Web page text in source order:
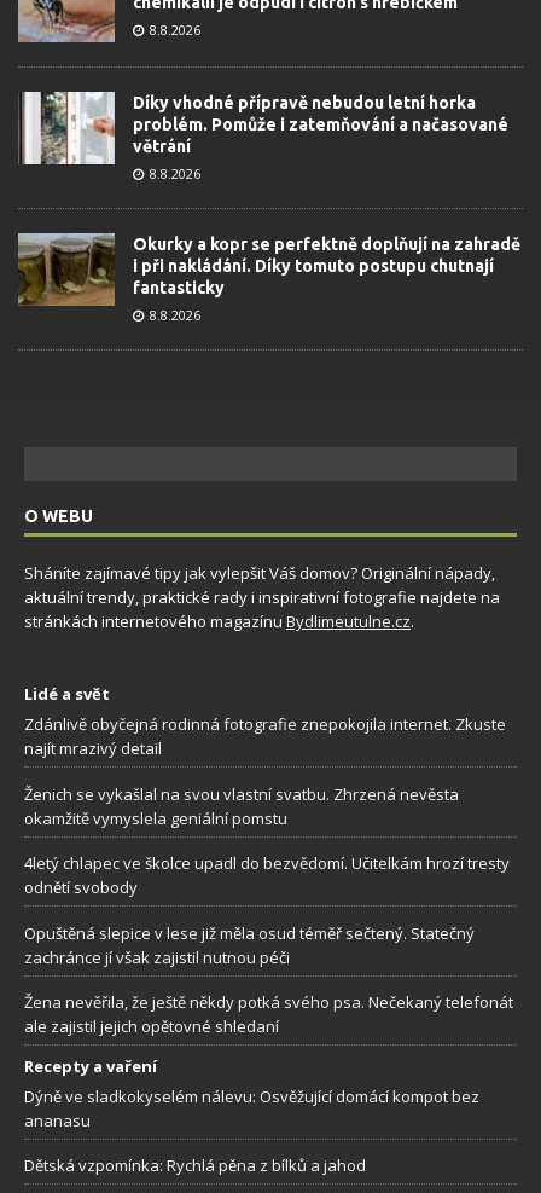
8.8.2026
Díky vhodné přípravě nebudou letní horka
problém. Pomůže i zatemňování a načasované
větrání
8.8.2026
Okurky a kopr se perfektně doplňují na zahradě
i při nakládání. Díky tomuto postupu chutnají
fantasticky
8.8.2026
O WEBU
Sháníte zajímavé tipy jak vylepšit Váš domov? Originální nápady,
aktuální trendy, praktické rady i inspirativní fotografie najdete na
stránkách internetového magazínu Bydlimeutulne.cz.
Lidé a svět
Zdánlivě obyčejná rodinná fotografie znepokojila internet. Zkuste
najít mrazivý detail
Ženich se vykašlal na svou vlastní svatbu. Zhrzená nevěsta
okamžitě vymyslela geniální pomstu
4letý chlapec ve školce upadl do bezvědomí. Učitelkám hrozí tresty
odnětí svobody
Opuštěná slepice v lese již měla osud téměř sečtený. Statečný
zachránce jí však zajistil nutnou péči
Žena nevěřila, že ještě někdy potká svého psa. Nečekaný telefonát
ale zajistil jejich opětovné shledaní
Recepty a vaření
Dýně ve sladkokyselém nálevu: Osvěžující domácí kompot bez
ananasu
Dětská vzpomínka: Rychlá pěna z bílků a jahod